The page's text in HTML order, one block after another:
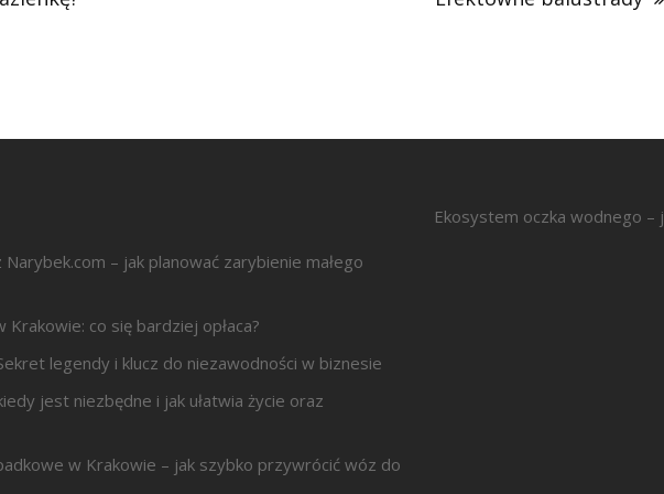
– jak planować zarybienie małego
co się bardziej opłaca?
legendy i klucz do niezawodności w biznesie
jest niezbędne i jak ułatwia życie oraz
w Krakowie – jak szybko przywrócić wóz do
Ekosystem oczka wodnego –